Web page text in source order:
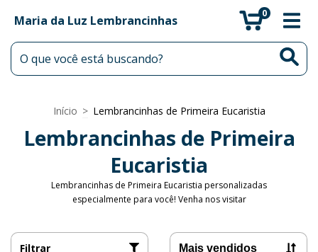
Maria da Luz Lembrancinhas 0
Início > Lembrancinhas de Primeira Eucaristia
Lembrancinhas de Primeira
Eucaristia
Lembrancinhas de Primeira Eucaristia personalizadas
especialmente para você! Venha nos visitar
Filtrar